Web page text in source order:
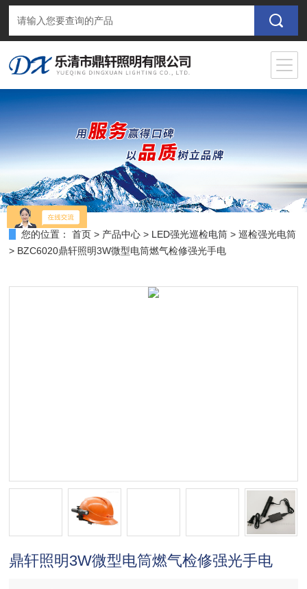
您的位置： 首页 > 产品中心 > LED强光巡检电筒 >巡检强光电筒
> BZC6020鼎轩照明3W微型电筒燃气检修强光手电
鼎轩照明3W微型电筒燃气检修强光手电